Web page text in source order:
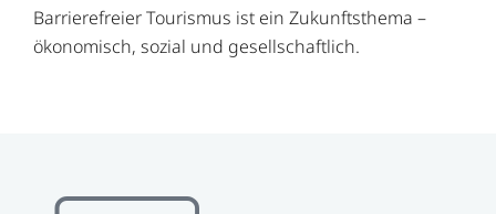
Barrierefreier Tourismus ist ein Zukunftsthema –
ökonomisch, sozial und gesellschaftlich.